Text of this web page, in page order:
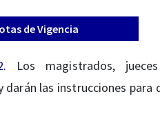
de Vigencia
Los magistrados,
darán las instrucciones